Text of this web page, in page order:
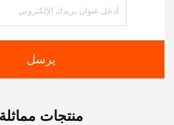
يرسل
منتجات مماثلة